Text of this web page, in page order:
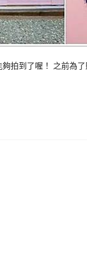
拍到了喔！ 之前為